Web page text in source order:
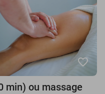
favorite_border
min) ou massage